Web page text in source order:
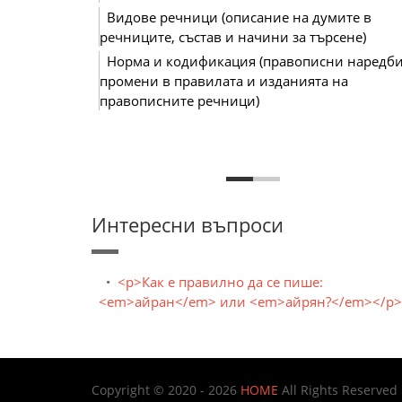
Видове речници (описание на думите в
речниците, състав и начини за търсене)
Норма и кодификация (правописни
промени в правилата и изданията на
правописните речници)
Интересни въпроси
<p>Как е правилно да се пише:
<em>айран</em> или <em>айрян?</em></p>
Copyright © 2020 - 2026 HOME All Rights Reserved